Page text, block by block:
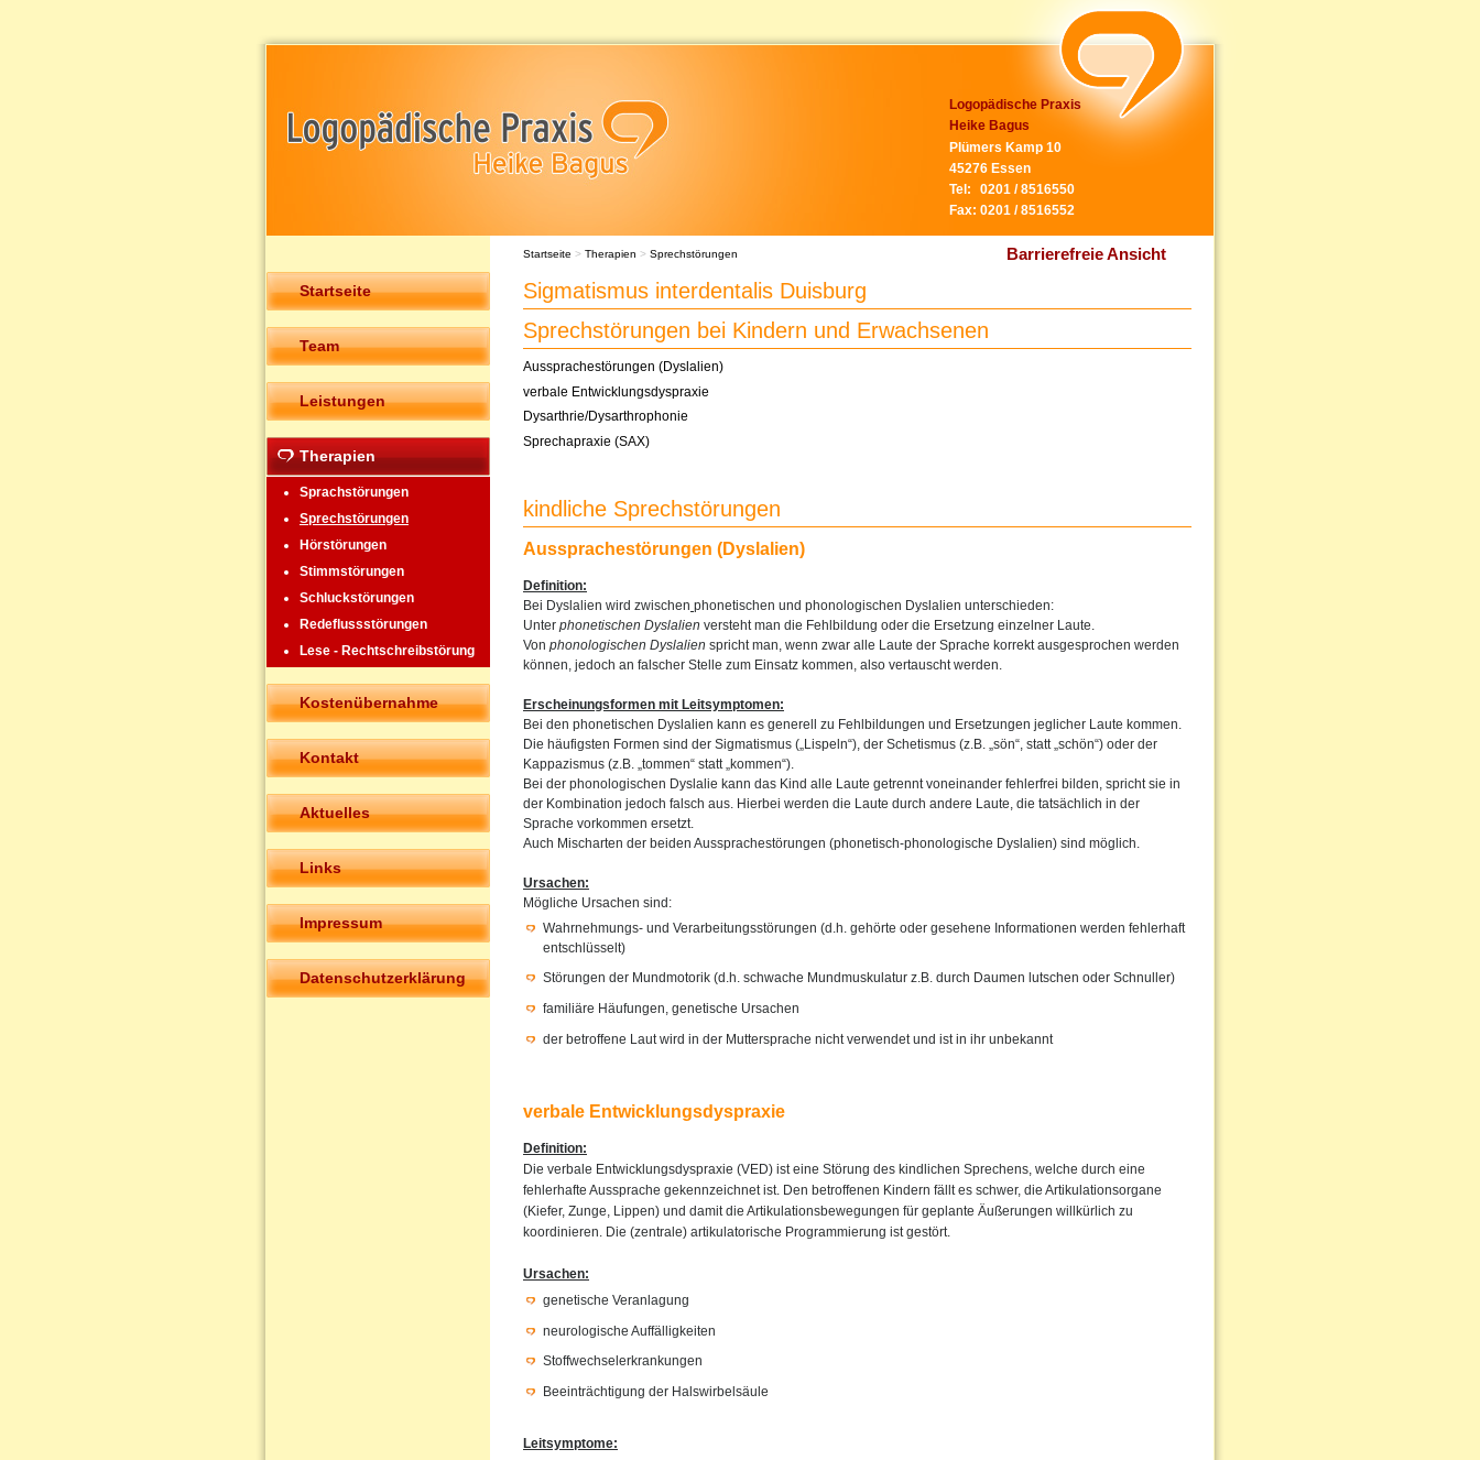
Logopädische Praxis
Heike Bagus
Plümers Kamp 10
45276 Essen
Tel:
0201 / 8516550
Fax: 0201 / 8516552
Barrierefreie Ansicht
Startseite
Team
Leistungen
Therapien
Sprachstörungen
Sprechstörungen
Hörstörungen
Stimmstörungen
Schluckstörungen
Redeflussstörungen
Lese - Rechtschreibstörung
Kostenübernahme
Kontakt
Aktuelles
Links
Impressum
Datenschutzerklärung
Startseite > Therapien > Sprechstörungen
Sigmatismus interdentalis Duisburg
Sprechstörungen bei Kindern und Erwachsenen
Aussprachestörungen (Dyslalien)
verbale Entwicklungsdyspraxie
Dysarthrie/Dysarthrophonie
Sprechapraxie (SAX)
kindliche Sprechstörungen
Aussprachestörungen (Dyslalien)
Definition:
Bei Dyslalien wird zwischen phonetischen und phonologischen Dyslalien unterschieden:
Unter phonetischen Dyslalien versteht man die Fehlbildung oder die Ersetzung einzelner Laute.
Von phonologischen Dyslalien spricht man, wenn zwar alle Laute der Sprache korrekt ausgesprochen werden
können, jedoch an falscher Stelle zum Einsatz kommen, also vertauscht werden.
Erscheinungsformen mit Leitsymptomen:
Bei den phonetischen Dyslalien kann es generell zu Fehlbildungen und Ersetzungen jeglicher Laute kommen.
Die häufigsten Formen sind der Sigmatismus („Lispeln“), der Schetismus (z.B. „sön“, statt „schön“) oder der
Kappazismus (z.B. „tommen“ statt „kommen“).
Bei der phonologischen Dyslalie kann das Kind alle Laute getrennt voneinander fehlerfrei bilden, spricht sie in
der Kombination jedoch falsch aus. Hierbei werden die Laute durch andere Laute, die tatsächlich in der
Sprache vorkommen ersetzt.
Auch Mischarten der beiden Aussprachestörungen (phonetisch-phonologische Dyslalien) sind möglich.
Ursachen:
Mögliche Ursachen sind:
Wahrnehmungs- und Verarbeitungsstörungen (d.h. gehörte oder gesehene Informationen werden fehlerhaft
entschlüsselt)
Störungen der Mundmotorik (d.h. schwache Mundmuskulatur z.B. durch Daumen lutschen oder Schnuller)
familiäre Häufungen, genetische Ursachen
der betroffene Laut wird in der Muttersprache nicht verwendet und ist in ihr unbekannt
verbale Entwicklungsdyspraxie
Definition:
Die verbale Entwicklungsdyspraxie (VED) ist eine Störung des kindlichen Sprechens, welche durch eine
fehlerhafte Aussprache gekennzeichnet ist. Den betroffenen Kindern fällt es schwer, die Artikulationsorgane
(Kiefer, Zunge, Lippen) und damit die Artikulationsbewegungen für geplante Äußerungen willkürlich zu
koordinieren. Die (zentrale) artikulatorische Programmierung ist gestört.
Ursachen:
genetische Veranlagung
neurologische Auffälligkeiten
Stoffwechselerkrankungen
Beeinträchtigung der Halswirbelsäule
Leitsymptome: